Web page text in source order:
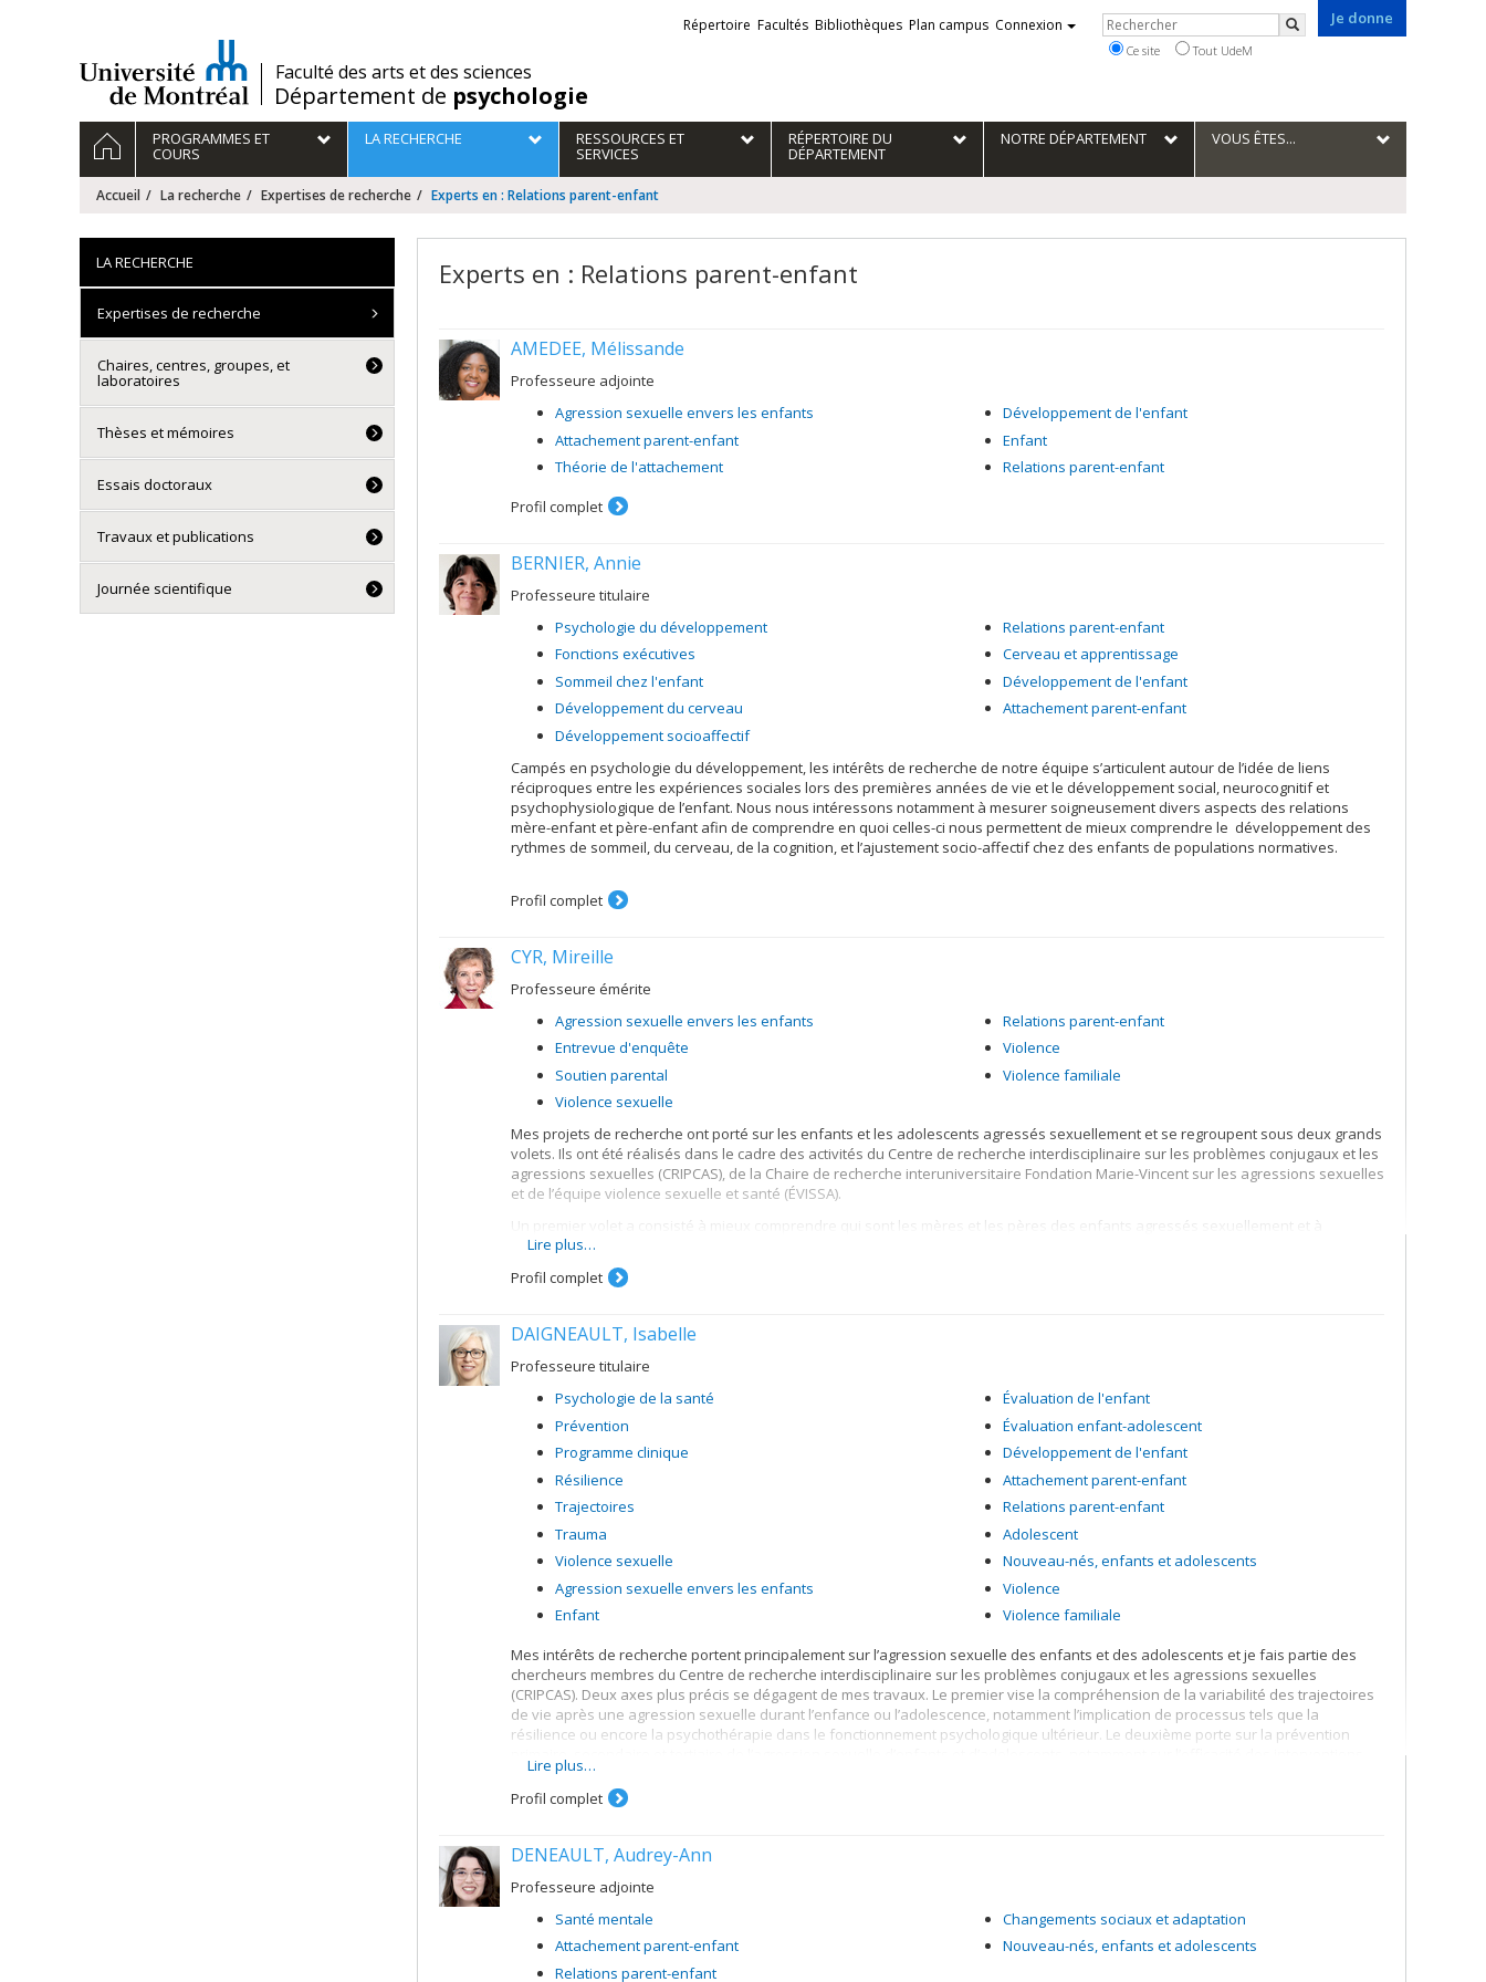
/Faculté des arts et des sciences
Département de psychologie
Je donne
Liens
externes
Répertoire Facultés Bibliothèques Plan campus Connexion Rechercher
Rechercher
Ce site Tout UdeM
Navigation
principale
ACCUEILPROGRAMMES ET
COURS
LA RECHERCHE RESSOURCES ET
SERVICES
RÉPERTOIRE DU
DÉPARTEMENT
NOTRE DÉPARTEMENT VOUS ÊTES...
Accueil La recherche Expertises de recherche Experts en : Relations parent-enfant
Experts en : Relations parent-enfant
AMEDEE, Mélissande
Professeure adjointe
Agression sexuelle envers les enfants
Attachement parent-enfant
Théorie de l'attachement
Développement de l'enfant
Enfant
Relations parent-enfant
Profil complet
BERNIER, Annie
Professeure titulaire
Psychologie du développement
Fonctions exécutives
Sommeil chez l'enfant
Développement du cerveau
Développement socioaffectif
Relations parent-enfant
Cerveau et apprentissage
Développement de l'enfant
Attachement parent-enfant
Campés en psychologie du développement, les intérêts de recherche de notre équipe s’articulent autour de l’idée de liens
réciproques entre les expériences sociales lors des premières années de vie et le développement social, neurocognitif et
psychophysiologique de l’enfant. Nous nous intéressons notamment à mesurer soigneusement divers aspects des relations
mère-enfant et père-enfant afin de comprendre en quoi celles-ci nous permettent de mieux comprendre le développement des
rythmes de sommeil, du cerveau, de la cognition, et l’ajustement socio-affectif chez des enfants de populations normatives.
Profil complet
CYR, Mireille
Professeure émérite
Agression sexuelle envers les enfants
Entrevue d'enquête
Soutien parental
Violence sexuelle
Relations parent-enfant
Violence
Violence familiale
Mes projets de recherche ont porté sur les enfants et les adolescents agressés sexuellement et se regroupent sous deux grands
volets. Ils ont été réalisés dans le cadre des activités du Centre de recherche interdisciplinaire sur les problèmes conjugaux et les
agressions sexuelles (CRIPCAS), de la Chaire de recherche interuniversitaire Fondation Marie-Vincent sur les agressions sexuelles
et de l’équipe violence sexuelle et santé (ÉVISSA).
Un premier volet a consisté à mieux comprendre qui sont les mères et les pères des enfants agressés sexuellement et à
déterminer l'impact que le dévoilement de cette agression produit sur eux. Ces recherches tentent également de vérifier
l'importance et l'impact du soutien offert aux victimes sur l'adaptation de l'enfant ou de l'adolescent(e).
d'une part à réduire les comportements suggestifs et directifs des interviewers (afin de préserver l'intégrité du processus
d'enquête) et, d'autre part, à augmenter la crédibilité du témoignage de l'enfant par la qualité et la quantité des détails donnés
relatifs à l'agression sexuelle. Les recherches ont aussi eu pour objectif d'augmenter nos connaissances sur les facteurs
personnels de l'enfant et les facteurs familiaux pouvant influencer son témoignage ainsi que sur le soutien post-formation à
offrir aux interviewers pour maintenir leurs acquis.
Lire plus…
Profil complet
DAIGNEAULT, Isabelle
Professeure titulaire
Psychologie de la santé
Prévention
Programme clinique
Résilience
Trajectoires
Trauma
Violence sexuelle
Agression sexuelle envers les enfants
Enfant
Évaluation de l'enfant
Évaluation enfant-adolescent
Développement de l'enfant
Attachement parent-enfant
Relations parent-enfant
Adolescent
Nouveau-nés, enfants et adolescents
Violence
Violence familiale
Mes intérêts de recherche portent principalement sur l’agression sexuelle des enfants et des adolescents et je fais partie des
chercheurs membres du Centre de recherche interdisciplinaire sur les problèmes conjugaux et les agressions sexuelles
(CRIPCAS). Deux axes plus précis se dégagent de mes travaux. Le premier vise la compréhension de la variabilité des trajectoires
de vie après une agression sexuelle durant l’enfance ou l’adolescence, notamment l’implication de processus tels que la
résilience ou encore la psychothérapie dans le fonctionnement psychologique ultérieur. Le deuxième porte sur la prévention
visant à réduire l’incidence de l’agression sexuelle chez les jeunes.
Je dirige le Laboratoire de recherche sur les trajectoires de santé et de résilience de jeunes agressés sexuellement :
l’adolescence. Nous visons d’abord à documenter les conséquences de l’agression sexuelle sur la santé physique et mentale des
jeunes. Ce faisant, nous étudions la manière dont l’agression sexuelle interagit avec différents contextes de vie pour entrainer
des conséquences plus ou moins néfastes pour les jeunes et la manière dont ces conséquences évoluent à court, moyen et long
Les facteurs de risques qui se superposent à l’agression sexuelle, comme la maltraitance ou la négligence, et les facteurs de
protection qui peuvent coexister avec l’agression sexuelle, comme le soutien social, sont au cœur de nos études. Ces facteurs de
risque et de protection nous permettent de mieux connaitre ce qui facilite ou entrave le développement des jeunes lorsqu’ils ont
Lire plus…
Profil complet
DENEAULT, Audrey-Ann
Professeure adjointe
Santé mentale
Attachement parent-enfant
Relations parent-enfant
Changements sociaux et adaptation
Nouveau-nés, enfants et adolescents
LA RECHERCHE
Expertises de recherche
Chaires, centres, groupes, et
laboratoires
Thèses et mémoires
Essais doctoraux
Travaux et publications
Journée scientifique